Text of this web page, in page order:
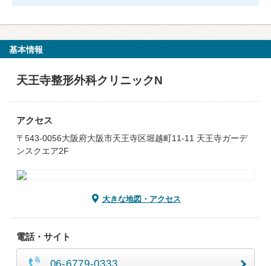
基本情報
天王寺整形外科クリニックN
アクセス
〒543-0056大阪府大阪市天王寺区堀越町11-11 天王寺ガーデ
ンスクエア2F
大きな地図・アクセス
電話・サイト